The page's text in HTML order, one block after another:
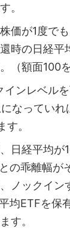
。
価が1度で
時の日経平
（額面100
インレベル
なっていれ
。
日経平均が
の乖離幅が
ノックイン
均ETFを保
す。